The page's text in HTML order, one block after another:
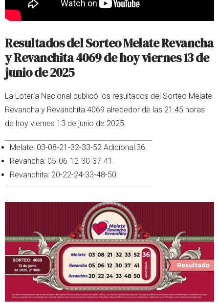
Resultados del Sorteo Melate Revancha
y Revanchita 4069 de hoy viernes 13 de
junio de 2025
La Lotería Nacional publicó los resultados del Sorteo Melate
Revancha y Revanchita 4069 alrededor de las 21:45 horas
de hoy viernes 13 de junio de 2025.
Melate: 03-08-21-32-33-52 Adicional:36.
Revancha: 05-06-12-30-37-41.
Revanchita: 20-22-24-33-48-50.